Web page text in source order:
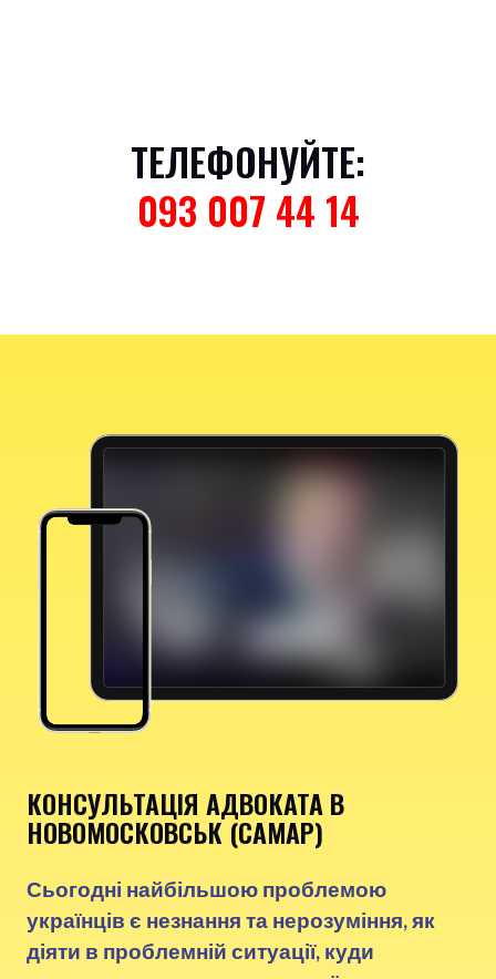
ТЕЛЕФОНУЙТЕ:
093 007 44 14
КОНСУЛЬТАЦІЯ АДВОКАТА В
НОВОМОСКОВСЬК (САМАР)
Сьогодні найбільшою проблемою
українців є незнання та нерозуміння, як
діяти в проблемній ситуації, куди